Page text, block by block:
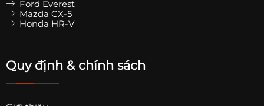
Ford Everest
Mazda CX-5
Honda HR-V
Quy định & chính sách